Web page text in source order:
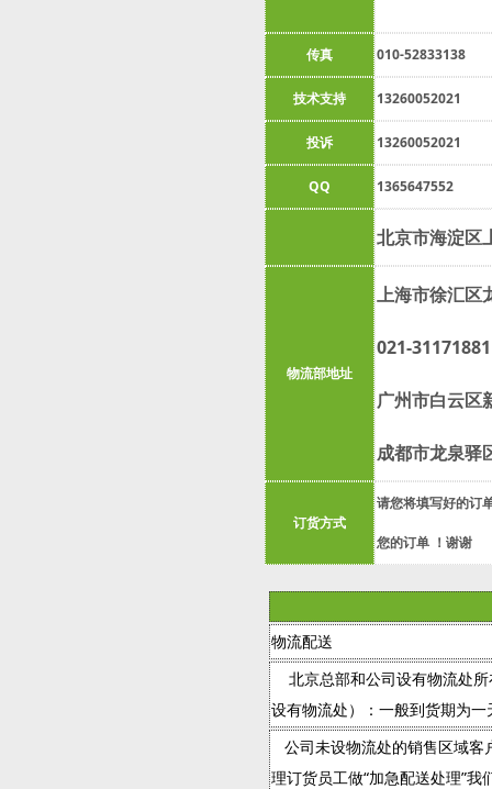
传真 010-52833138
技术支持 13260052021
投诉 13260052021
QQ 1365647552
北京市海淀区
物流部地址
上海市徐汇区
021-31171881
广州市白云区
成都市龙泉驿
订货方式
请您将填写好的订
您的订单 ！谢谢
物流配送
北京总部和公司设有物流处所
设有物流处）：一般到货期为一
公司未设物流处的销售区域客
理订货员工做“加急配送处理”